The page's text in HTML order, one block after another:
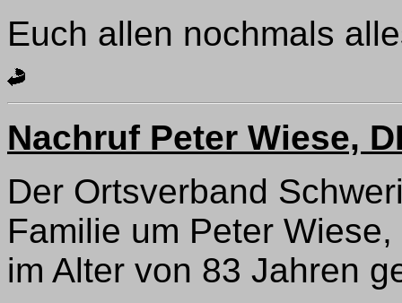
Euch allen nochmals
Nachruf Peter Wiese,
Der Ortsverband
Familie um Peter
im Alter von 83 Jahren